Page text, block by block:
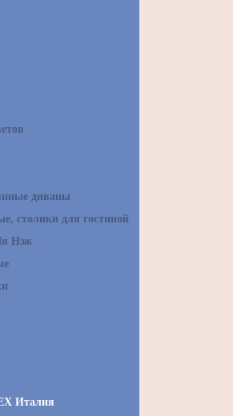
диваны
столики для гостиной
Нэж
Италия